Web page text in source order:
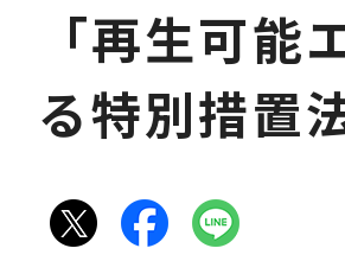
「再生可
る特別措置